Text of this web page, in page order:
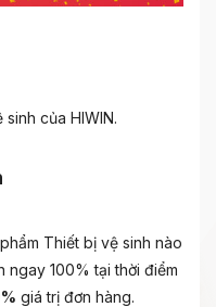
của HIWIN.
Thiết bị vệ sinh nào
ngay 100% tại thời điểm
giá trị đơn hàng.